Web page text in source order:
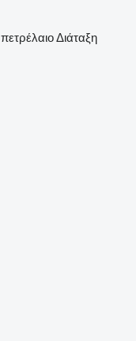
πετρέλαιοΔιάταξη